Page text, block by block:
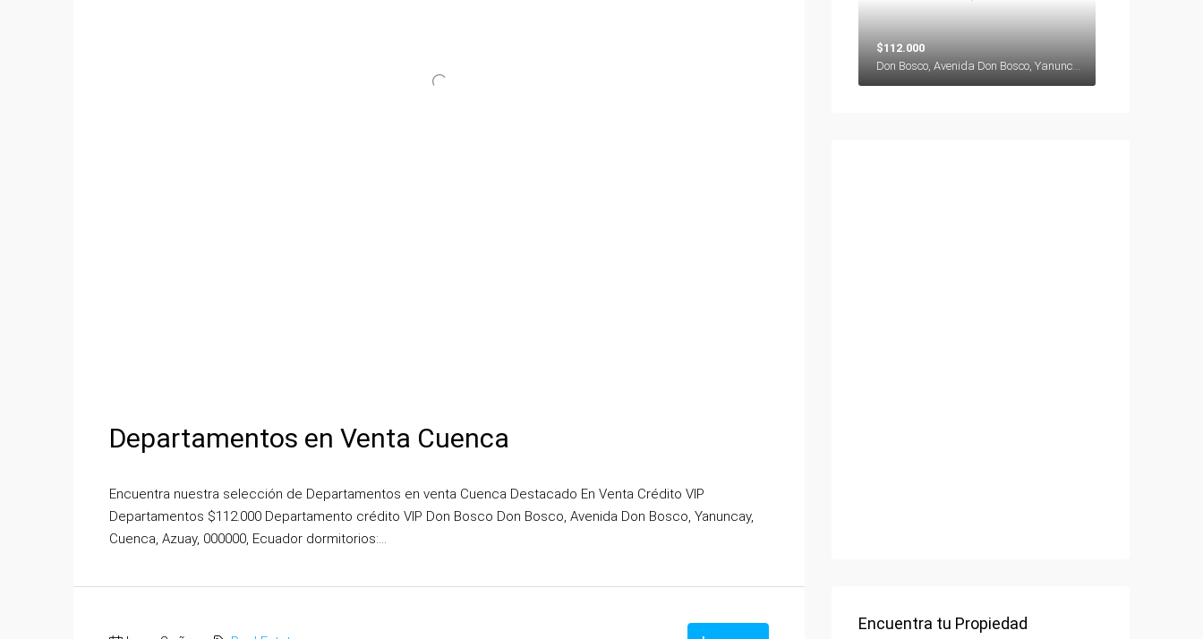
Departamentos en Venta Cuenca
Encuentra nuestra selección de Departamentos en venta Cuenca Destacado En Venta Crédito VIP
Departamentos $112.000 Departamento crédito VIP Don Bosco Don Bosco, Avenida Don Bosco, Yanuncay,
Cuenca, Azuay, 000000, Ecuador dormitorios:...
$112.000
Don Bosco, Avenida Don Bosco, Yanuncay, Cuenca, Azuay, 000000, Ecuador
Encuentra tu Propiedad